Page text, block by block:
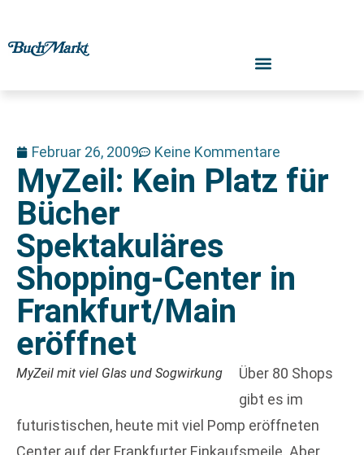
Februar 26, 2009 Keine Kommentare
MyZeil: Kein Platz für
Bücher
Spektakuläres
Shopping-Center in
Frankfurt/Main
eröffnet
MyZeil mit viel Glas und Sogwirkung
Über 80 Shops
gibt es im
futuristischen, heute mit viel Pomp eröffneten
Center auf der Frankfurter Einkaufsmeile. Aber